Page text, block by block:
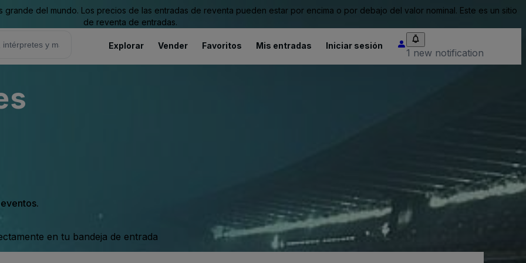
del mundo. Los precios de las entradas de reventa pueden estar por encima o por debajo del valor nominal. Este es un sitio
de reventa de entradas.
Explorar Vender Favoritos Mis entradas Iniciar sesión
1 new notification
en tu bandeja de entrada